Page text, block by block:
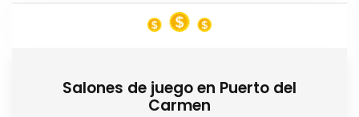
Salones de juego en Puerto del
Carmen